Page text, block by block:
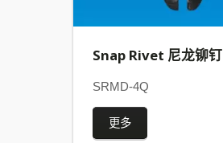
Snap Rivet 尼龙铆钉
SRMD-4Q
更多